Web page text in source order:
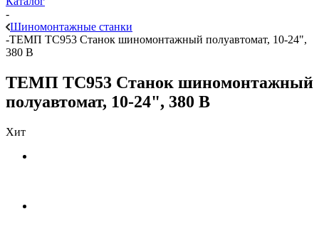
-
Шиномонтажные станки
-ТЕМП TC953 Станок шиномонтажный полуавтомат, 10-24",
380 В
ТЕМП TC953 Станок шиномонтажный
полуавтомат, 10-24", 380 В
Хит